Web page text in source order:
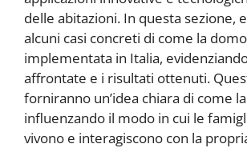
delle abitazioni. In questa sezione,
alcuni casi concreti di come la
implementata in Italia,
affrontate e i risultati ottenuti.
forniranno un’idea chiara di come
influenzando il modo in cui le
vivono e interagiscono con la